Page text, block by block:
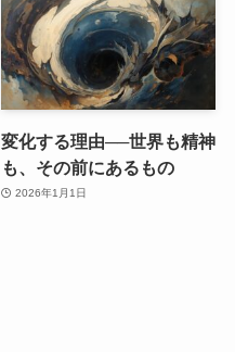
変化する理由──世界も精神
も、その前にあるもの
2026年1月1日